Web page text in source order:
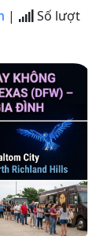
|
Số lượt